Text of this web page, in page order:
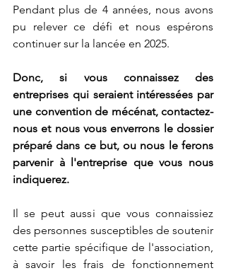
Pendant plus de 4 années, nous avons
pu relever ce défi et nous espérons
continuer sur la lancée en 2025.
Donc, si vous connaissez des
entreprises qui seraient intéressées par
une convention de mécénat, contactez-
nous et nous vous enverrons le dossier
préparé dans ce but, ou nous le ferons
parvenir à l'entreprise que vous nous
indiquerez.
Il se peut aussi que vous connaissiez
des personnes susceptibles de soutenir
cette partie spécifique de l'association,
à savoir les frais de fonctionnement